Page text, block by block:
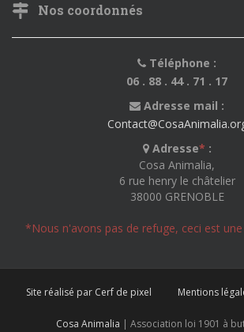
Nos coordonnés
Téléphone :
06 . 88 . 44 . 71 . 17
Adresse mail :
Adresse* :
Cosa Animalia,
6 rue henry le châtelier
38000 GRENOBLE
*Nous n'avons pas de refuge, ceci est
Site réalisé par Cerf de pixel Mentions
Cosa Animalia | Association loi 1901 à